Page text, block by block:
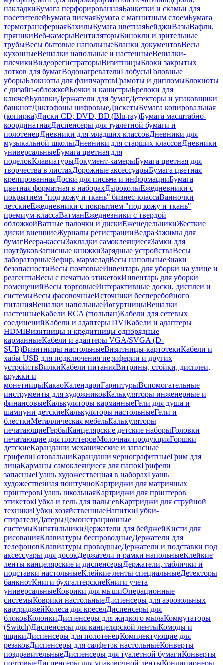
накладкиБумага перфорированнаяБанкетки и скамьи для
посетителейБумага писчаяБумага с магнитным слоемБумага
термотрансфернаяБахилыБумага цветнаяБейджиВазыВафли,
пряникиВеб-камерыВентиляторыБинокли и зрительные
трубыВесы бытовые напольныеБланки документовВесы
кухонныеВешалки напольные и настенныеВешалки-
плечикиВидеорегистраторыВизитницыБлоки закрытых
лотков для бумагВодонагревателиГлобусыГоловные
уборыБлокноты для флипчартовГрамоты и дипломыБлокноты
с дизайн-обложкойБочки и канистрыБрелоки для
ключейБулавкиДержатели для бумагДетекторы и упаковщики
банкнотДиктофоны цифровыеДискетыБумага копировальная
(копирка)Диски CD, DVD, BD (Blu-ray)Бумага масштабно-
координатнаяДиспенсеры для туалетной бумаги и
полотенецДневники для младших классовДневники для
музыкальной школыДневники для старших классовДневники
универсальныеБумага цветная для
поделокКлавиатурыДокумент-камерыБумага цветная для
творчества в листахДорожные аксессуарыБумага цветная
крепированнаяДоски для письма и информацииБумага
цветная форматная в наборахДыроколыЕжедневники с
покрытием "под кожу и ткань" бизнес-классаВанночки
детскиеЕжедневники с покрытием "под кожу и ткань"
премиум-классаВатманЕжедневники с твердой
обложкойВатные палочки и дискиЕженедельникиЖесткие
диски внешниеЖурналы регистрацииВедраЗажимы для
бумагВеера-кассыЗакладки самоклеящиесяЗамки для
ноутбуковЗаписные книжкиЗарядные устройстваВесы
лабораторныеЗефир, мармеладВесы напольныеЗнаки
безопасностиВесы почтовыеИнвентарь для уборки на улице и
реагентыВесы с печатью этикетокИнвентарь для уборки
помещенийВесы торговыеИнтерактивные доски, дисплеи и
системыВесы фасовочныеИсточники бесперебойного
питанияВешалки напольныеЙогуртницыВешалки
настенныеКабели RCA (тюльпан)Кабели для сетевых
соединенийКабели и адаптеры DVIКабели и адаптеры
HDMIВизитницы и кредитницы однорядные
карманныеКабели и адаптеры VGA/SVGA (D-
SUB)Визитницы настольныеВизитницы-картотекиКабели и
хабы USB для подключения периферии и других
устройствВилкиКабели питанияВитрины, стойки, дисплеи,
кружки и
монетницыКакаоКалендариГарнитурыВспомогательные
инструменты для художниковКалькуляторы инженерные и
финансовыеКалькуляторы карманныеГели для душа и
шампуни детскиеКалькуляторы настольныеГели и
блесткиМеталлическая мебельКалькуляторы
печатающиеГербыКанцелярские детские наборыГоловки
печатающие для плоттеровМолочная продукцияГоршки
детскиеКарандаши механические и запасные
грифелиГотовальниКарандаши чернографитныеГрим для
лицаКарманы самоклеящиеся для папокГрифели
запасныеГуашь художественная в наборахГуашь
художественная поштучноКартриджи для матричных
принтеровГуашь школьнаяКартриджи для принтеров
этикетокГубка и гель для пальцевКартриджи для струйной
техникиГубки хозяйственныеНапиткиГубки-
стирателиДатерыДемонстрационные
системыКипятильникиДержатели для бейджейКисти для
рисованияКлавиатуры беспроводныеДержатели для
телефоновКлавиатуры проводныеДержатели и подставки под
аксессуары для досокДержатели и рамки напольныеКлейкие
ленты канцелярские и диспенсерыДержатели, таблички и
подставки настольныеКлейкие ленты специальныеДетекторы
банкнотКниги бухгалтерскиеКниги учета
универсальныеКоврики для мышиОперационные
системыКоврики настольныеДиспенсеры для аэрозольных
картриджейКолеса для креселДиспенсеры для
блоковКолонкиДиспенсеры для жидкого мылаКоммутаторы
(Switch)Диспенсеры для канцелярской лентыКомоды и
ящикиДиспенсеры для полотенецКомплектующие для
резаковДиспенсеры для салфеток настольныеКонверты
поздравительныеДиспенсеры для туалетной бумагиКонверты
почтовыеДиспенсеры для упаковочной лентыКондиционеры